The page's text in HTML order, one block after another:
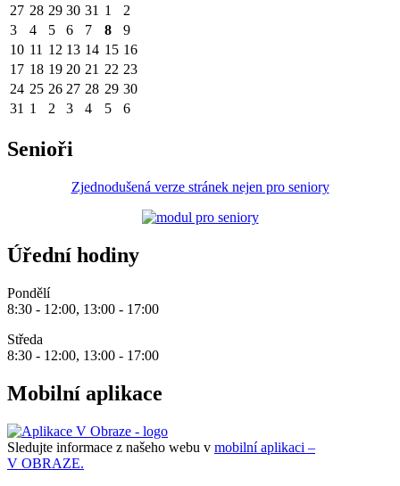
27 28 29 30 31 1
2
3
4 5 6 7 8
9
10 11 12 13 14 15 16
17 18 19 20 21 22 23
24 25 26 27 28 29 30
31 1 2 3 4 5 6
Senioři
Zjednodušená verze stránek nejen pro seniory
Úřední hodiny
Pondělí
8:30 - 12:00, 13:00 - 17:00
Středa
8:30 - 12:00, 13:00 - 17:00
Mobilní aplikace
Sledujte informace z našeho webu v mobilní aplikaci –
V OBRAZE.